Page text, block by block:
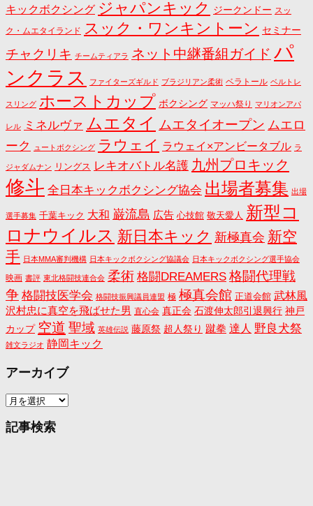
キックボクシング ジャパンキック ジークンドー スッ
ク・ムエタイランド スック・ワンキントーン セミナー
チャクリキ チームティアラ ネット中継番組ガイド パ
ンクラス
ファイターズギルド ブラジリアン柔術 ベラトール ベルトレ
スリング ホーストカップ ボクシング マッハ祭り マリオンアパ
レル ミネルヴァ ムエタイ ムエタイオープン ムエロ
ーク
ュートボクシング ラウェイ ラウェイ×アンビータブル ラ
ジャダムナン リングス レキオバトル名護 九州プロキック
修斗 全日本キックボクシング協会 出場者募集 出場
選手募集 千葉キック 大和 巌流島 広告 心技館 敬天愛人 新型コ
ロナウイルス 新日本キック 新極真会 新空
手 日本MMA審判機構 日本キックボクシング協議会 日本キックボクシング選手協会
映画 書評 東北格闘技連合会 柔術 格闘DREAMERS 格闘代理戦
争 格闘技医学会 格闘技振興議員連盟 極 極真会館 正道会館 武林風
沢村忠に真空を飛ばせた男 直心会 真正会 石渡伸太郎引退興行 神戸
カップ 空道 聖域 英雄伝説 藤原祭 超人祭り 蹴拳 達人 野良犬祭
雑文ラジオ 静岡キック
アーカイブ
ア
カ
記事検索